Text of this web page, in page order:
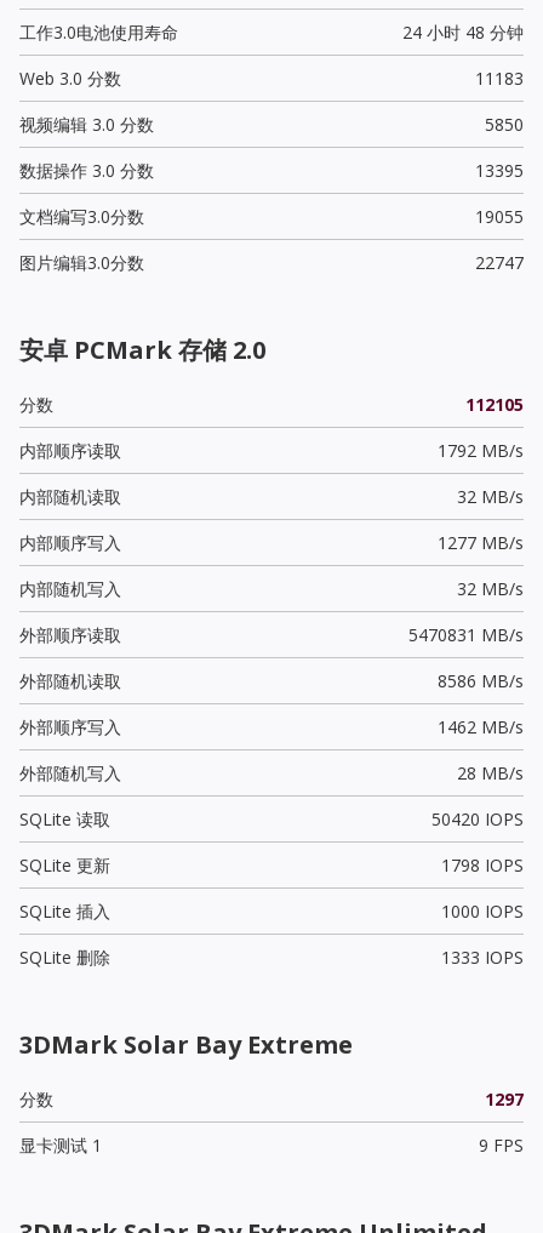
工作3.0电池使用寿命
24 小时 48 分钟
Web 3.0 分数
11183
视频编辑 3.0 分数
5850
数据操作 3.0 分数
13395
文档编写3.0分数
19055
图片编辑3.0分数
22747
安卓 PCMark 存储 2.0
分数
112105
内部顺序读取
1792 MB/s
内部随机读取
32 MB/s
内部顺序写入
1277 MB/s
内部随机写入
32 MB/s
外部顺序读取
5470831 MB/s
外部随机读取
8586 MB/s
外部顺序写入
1462 MB/s
外部随机写入
28 MB/s
SQLite 读取
50420 IOPS
SQLite 更新
1798 IOPS
SQLite 插入
1000 IOPS
SQLite 删除
1333 IOPS
3DMark Solar Bay Extreme
分数
1297
显卡测试 1
9 FPS